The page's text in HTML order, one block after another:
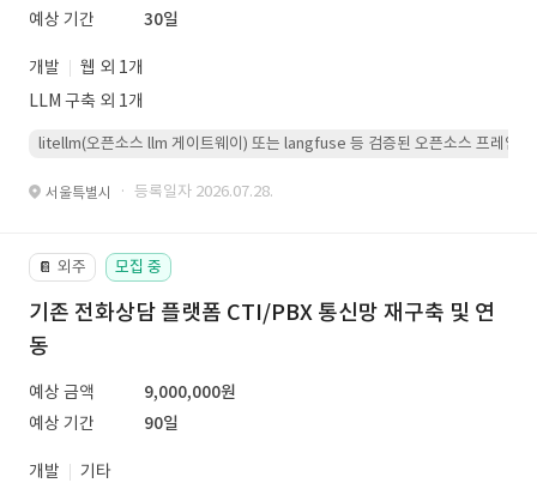
예상 기간
30일
개발
웹 외 1개
LLM 구축 외 1개
litellm(오픈소스 llm 게이트웨이) 또는 langfuse 등 검증된 오픈소스 프레임워
서울특별시 · 등록일자 2026.07.28.
📔 외주 모집 중
기존 전화상담 플랫폼 CTI/PBX 통신망 재구축 및 연
동
예상 금액
9,000,000원
예상 기간
90일
개발
기타